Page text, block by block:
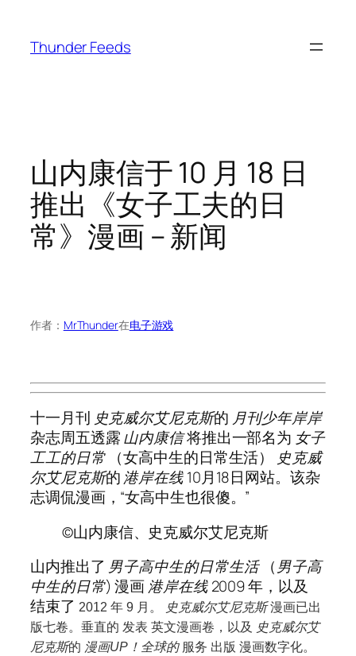
Thunder Feeds
山内康信于 10 月 18 日
推出《女子工夫的日
常》漫画 – 新闻
作者： MrThunder在电子游戏
十一月刊 史克威尔艾尼克斯的 月刊少年岸岸
杂志周五透露山内康信将推出一部名为 女子
工工的日常（女高中生的日常生活） 史克威
尔艾尼克斯的港岸在线10月18日网站。该杂
志调侃漫画，“女高中生也很傻。”
©山内康信、史克威尔艾尼克斯
山内推出了男子高中生的日常生活（男子高
中生的日常) 漫画港岸在线2009 年，以及
结束了 2012 年 9 月。 史克威尔艾尼克斯漫画已出
版七卷。垂直的 发表 英文漫画卷，以及 史克威尔艾
尼克斯的 漫画UP！全球的服务 出版 漫画数字化。